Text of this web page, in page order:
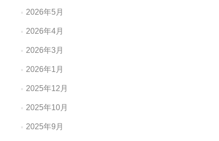
2026年5月
2026年4月
2026年3月
2026年1月
2025年12月
2025年10月
2025年9月